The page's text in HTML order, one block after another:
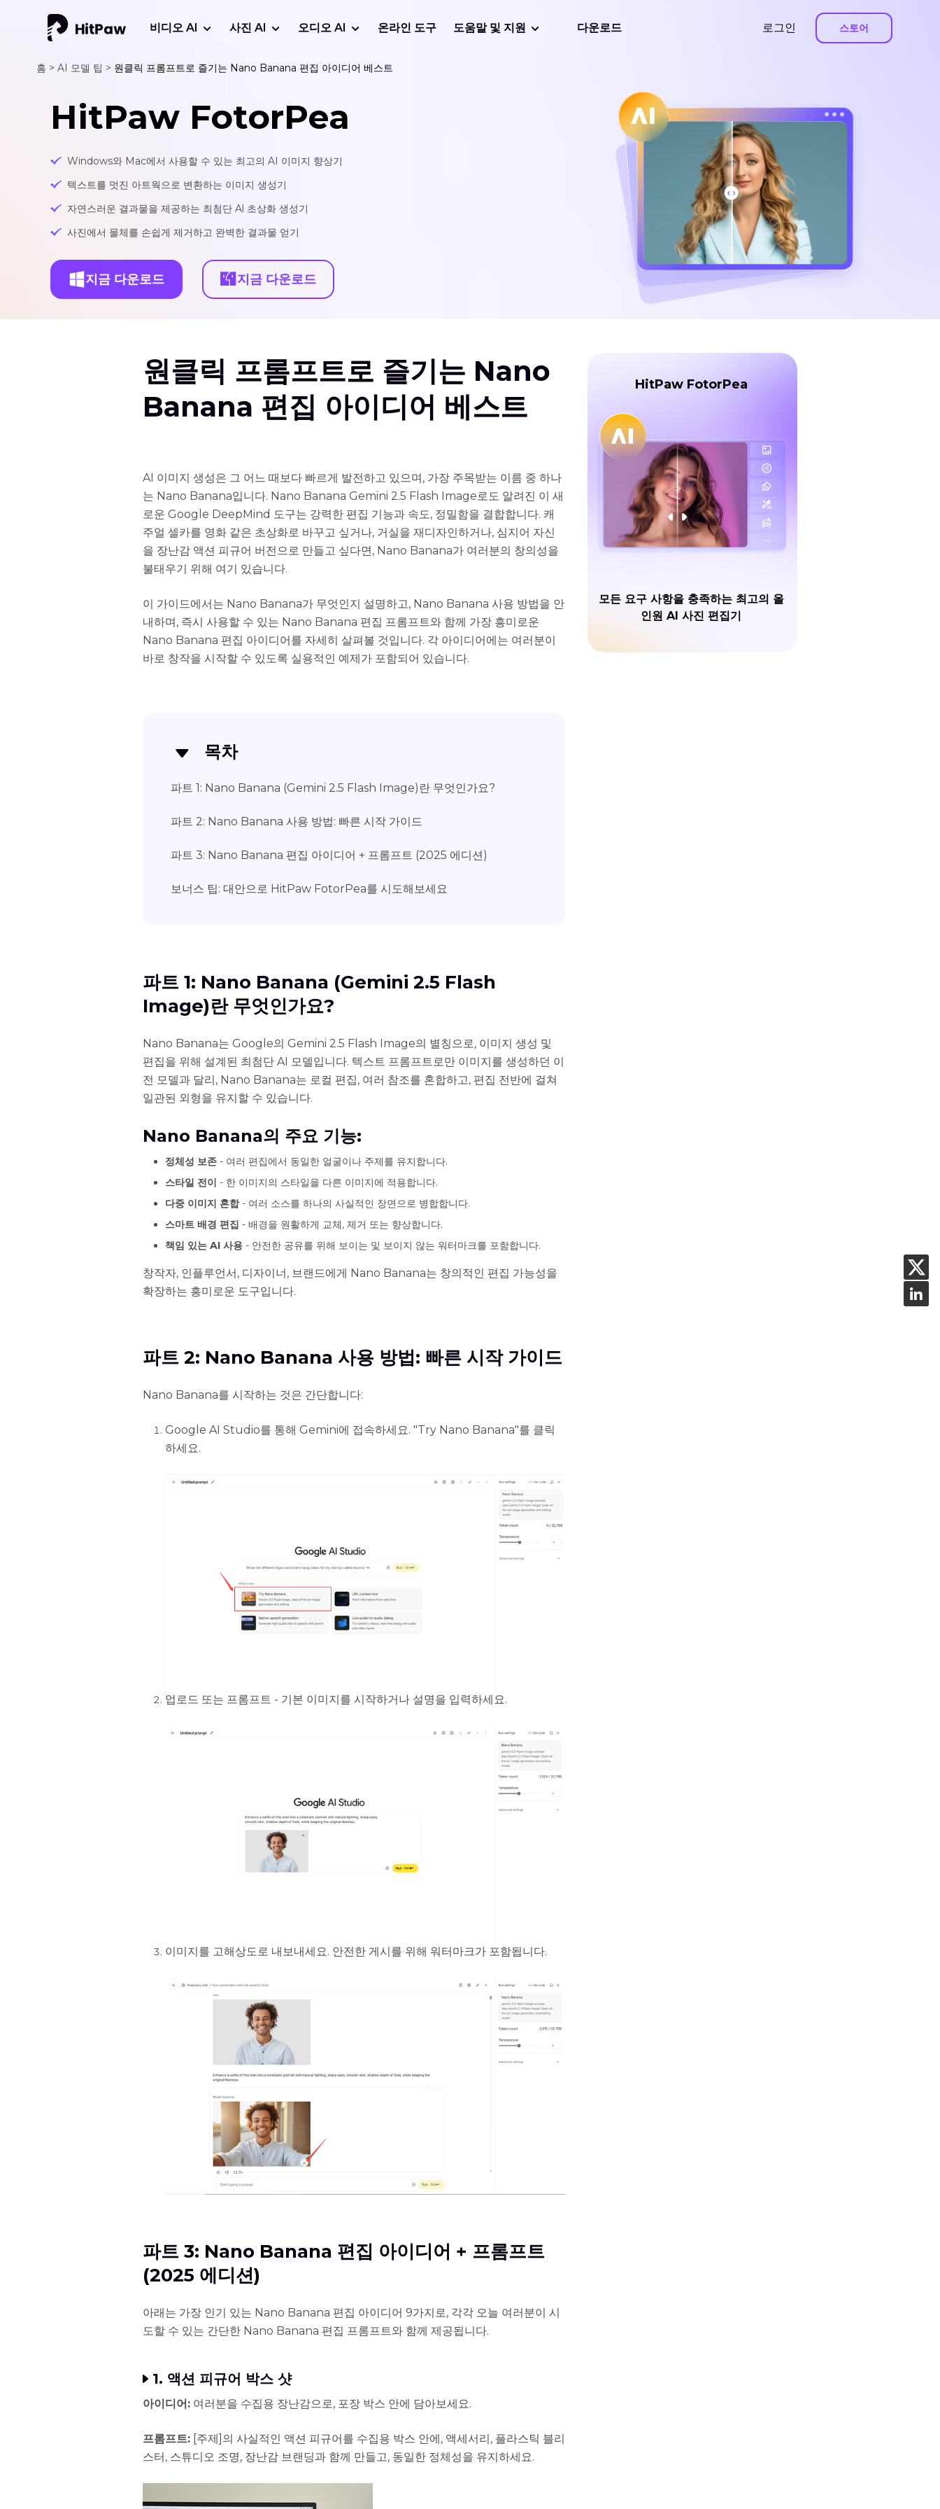
로그인 스토어
비디오 AI 사진 AI 오디오 AI 온라인 도구 도움말 및 지원 다운로드
홈 > AI 모델 팁 > 원클릭 프롬프트로 즐기는 Nano Banana 편집 아이디어 베스트
HitPaw FotorPea
Windows와 Mac에서 사용할 수 있는 최고의 AI 이미지 향상기
텍스트를 멋진 아트웍으로 변환하는 이미지 생성기
자연스러운 결과물을 제공하는 최첨단 Al 초상화 생성기
사진에서 물체를 손쉽게 제거하고 완벽한 결과물 얻기
지금 다운로드 지금 다운로드
원클릭 프롬프트로 즐기는 Nano
Banana 편집 아이디어 베스트
AI 이미지 생성은 그 어느 때보다 빠르게 발전하고 있으며, 가장 주목받는 이름 중 하나
는 Nano Banana입니다. Nano Banana Gemini 2.5 Flash Image로도 알려진 이 새
로운 Google DeepMind 도구는 강력한 편집 기능과 속도, 정밀함을 결합합니다. 캐
주얼 셀카를 영화 같은 초상화로 바꾸고 싶거나, 거실을 재디자인하거나, 심지어 자신
을 장난감 액션 피규어 버전으로 만들고 싶다면, Nano Banana가 여러분의 창의성을
불태우기 위해 여기 있습니다.
이 가이드에서는 Nano Banana가 무엇인지 설명하고, Nano Banana 사용 방법을 안
내하며, 즉시 사용할 수 있는 Nano Banana 편집 프롬프트와 함께 가장 흥미로운
Nano Banana 편집 아이디어를 자세히 살펴볼 것입니다. 각 아이디어에는 여러분이
바로 창작을 시작할 수 있도록 실용적인 예제가 포함되어 있습니다.
목차
파트 1: Nano Banana (Gemini 2.5 Flash Image)란 무엇인가요?
파트 2: Nano Banana 사용 방법: 빠른 시작 가이드
파트 3: Nano Banana 편집 아이디어 + 프롬프트 (2025 에디션)
보너스 팁: 대안으로 HitPaw FotorPea를 시도해보세요
파트 1: Nano Banana (Gemini 2.5 Flash
Image)란 무엇인가요?
Nano Banana는 Google의 Gemini 2.5 Flash Image의 별칭으로, 이미지 생성 및
편집을 위해 설계된 최첨단 AI 모델입니다. 텍스트 프롬프트로만 이미지를 생성하던 이
전 모델과 달리, Nano Banana는 로컬 편집, 여러 참조를 혼합하고, 편집 전반에 걸쳐
일관된 외형을 유지할 수 있습니다.
Nano Banana의 주요 기능:
정체성 보존 - 여러 편집에서 동일한 얼굴이나 주제를 유지합니다.
스타일 전이 - 한 이미지의 스타일을 다른 이미지에 적용합니다.
다중 이미지 혼합- 여러 소스를 하나의 사실적인 장면으로 병합합니다.
스마트 배경 편집 - 배경을 원활하게 교체, 제거 또는 향상합니다.
책임 있는 AI 사용 - 안전한 공유를 위해 보이는 및 보이지 않는 워터마크를 포함합니다.
창작자, 인플루언서, 디자이너, 브랜드에게 Nano Banana는 창의적인 편집 가능성을
확장하는 흥미로운 도구입니다.
파트 2: Nano Banana 사용 방법: 빠른 시작 가이드
Nano Banana를 시작하는 것은 간단합니다:
Google AI Studio를 통해 Gemini에 접속하세요. "Try Nano Banana"를 클릭
하세요.
업로드 또는 프롬프트 - 기본 이미지를 시작하거나 설명을 입력하세요.
이미지를 고해상도로 내보내세요. 안전한 게시를 위해 워터마크가 포함됩니다.
파트 3: Nano Banana 편집 아이디어 + 프롬프트
(2025 에디션)
아래는 가장 인기 있는 Nano Banana 편집 아이디어 9가지로, 각각 오늘 여러분이 시
도할 수 있는 간단한 Nano Banana 편집 프롬프트와 함께 제공됩니다.
1. 액션 피규어 박스 샷
아이디어: 여러분을 수집용 장난감으로, 포장 박스 안에 담아보세요.
프롬프트: [주제]의 사실적인 액션 피규어를 수집용 박스 안에, 액세서리, 플라스틱 블리
스터, 스튜디오 조명, 장난감 브랜딩과 함께 만들고, 동일한 정체성을 유지하세요.
HitPaw FotorPea
모든 요구 사항을 충족하는 최고의 올
인원 AI 사진 편집기